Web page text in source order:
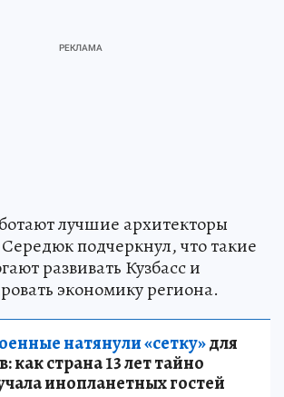
лучшие архитекторы
подчеркнул, что такие
развивать Кузбасс и
экономику региона.
натянули «сетку»для
как страна 13 лет тайно
инопланетных гостей